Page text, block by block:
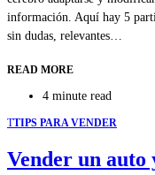
información. Aquí hay 5
sin dudas, relevantes…
READ MORE
4 minute read
TTIPS PARA VENDER
Vender un auto